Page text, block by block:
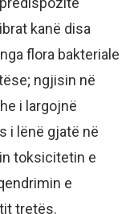
kanë disa
flora bakteriale
ngjisin në
i largojnë
i lënë gjatë në
toksicitetin e
e
tretës.